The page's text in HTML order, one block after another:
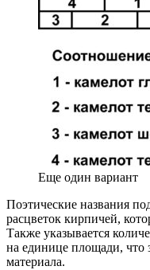
Еще один вариант
Поэтические названия
расцветок кирпичей,
Также указывается
на единице площади, что
материала.